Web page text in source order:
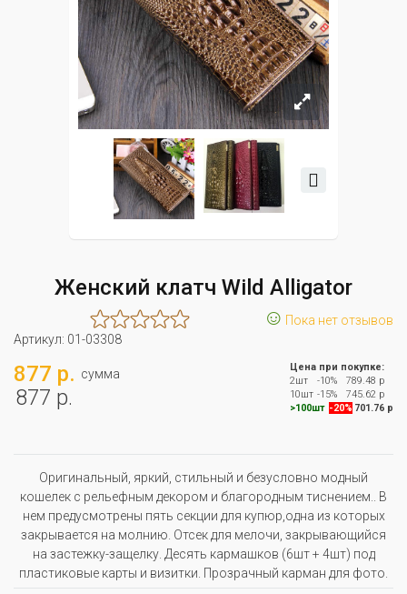
Женский клатч Wild Alligator
☺ Пока нет отзывов
Артикул: 01-03308
877 р. сумма
877 р.
Цена при покупке:
2шт
-10%
789.48 р
10шт -15%
745.62 р
>100шт -20% 701.76 р
Оригинальный, яркий, стильный и безусловно модный
кошелек с рельефным декором и благородным тиснением.. В
нем предусмотрены пять секции для купюр,одна из которых
закрывается на молнию. Отсек для мелочи, закрывающийся
на застежку-защелку. Десять кармашков (6шт + 4шт) под
пластиковые карты и визитки. Прозрачный карман для фото.